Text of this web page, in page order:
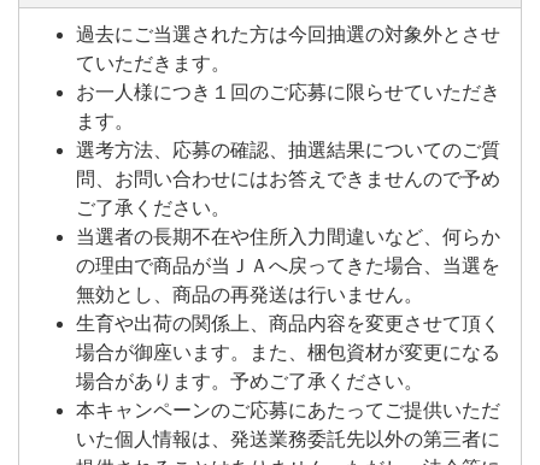
過去にご当選された方は今回抽選の対象外とさせ
ていただきます。
お一人様につき１回のご応募に限らせていただき
ます。
選考方法、応募の確認、抽選結果についてのご質
問、お問い合わせにはお答えできませんので予め
ご了承ください。
当選者の長期不在や住所入力間違いなど、何らか
の理由で商品が当ＪＡへ戻ってきた場合、当選を
無効とし、商品の再発送は行いません。
生育や出荷の関係上、商品内容を変更させて頂く
場合が御座います。また、梱包資材が変更になる
場合があります。予めご了承ください。
本キャンペーンのご応募にあたってご提供いただ
いた個人情報は、発送業務委託先以外の第三者に